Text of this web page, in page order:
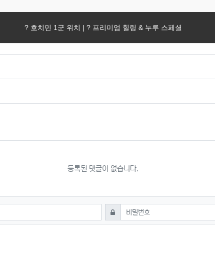
? 호치민 1군 위치 | ? 프리미엄 힐링 & 누루 스페셜
등록된 댓글이 없습니다.
비밀번호필수